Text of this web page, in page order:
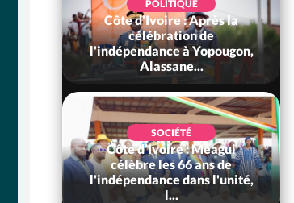
POLITIQUE
Côte d'Ivoire : Après la
célébration de
l'indépendance à Yopougon,
Alassane...
SOCIÉTÉ
Côte d'Ivoire : Méagui
célèbre les 66 ans de
l'indépendance dans l'unité,
l...